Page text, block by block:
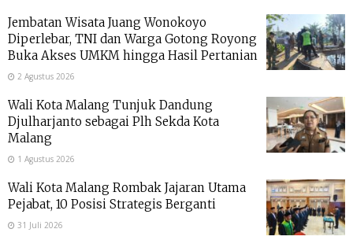
Jembatan Wisata Juang Wonokoyo
Diperlebar, TNI dan Warga Gotong Royong
Buka Akses UMKM hingga Hasil Pertanian
2 Agustus 2026
Wali Kota Malang Tunjuk Dandung
Djulharjanto sebagai Plh Sekda Kota
Malang
1 Agustus 2026
Wali Kota Malang Rombak Jajaran Utama
Pejabat, 10 Posisi Strategis Berganti
31 Juli 2026